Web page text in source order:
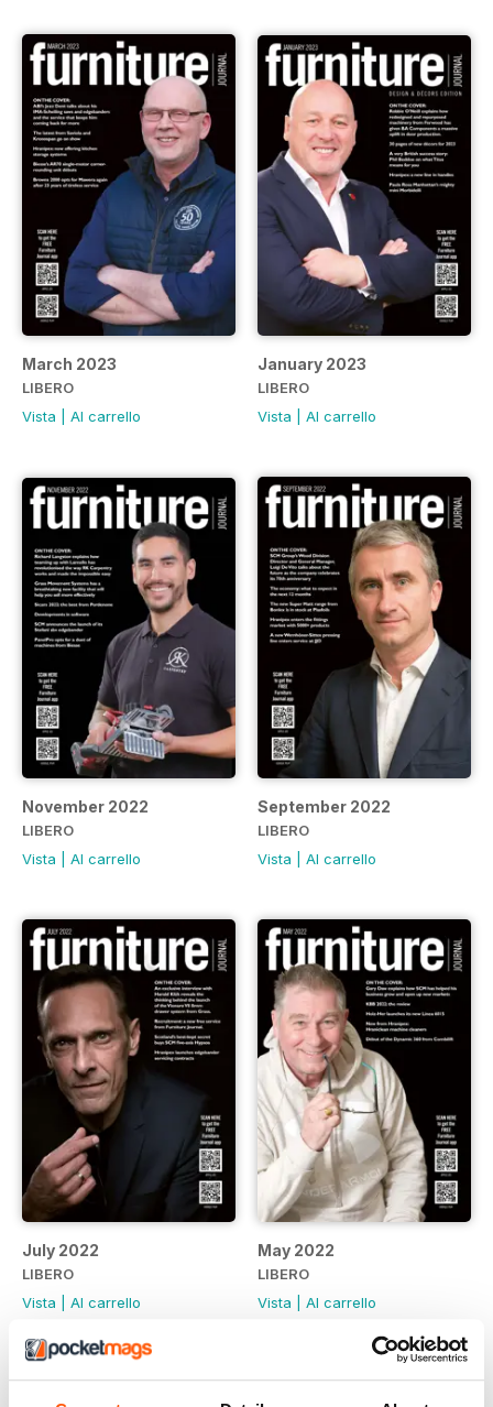
March 2023
LIBERO
Vista
Al carrello
January 2023
LIBERO
Vista
Al carrello
November 2022
LIBERO
Vista
Al carrello
September 2022
LIBERO
Vista
Al carrello
July 2022
LIBERO
Vista
Al carrello
May 2022
LIBERO
Vista
Al carrello